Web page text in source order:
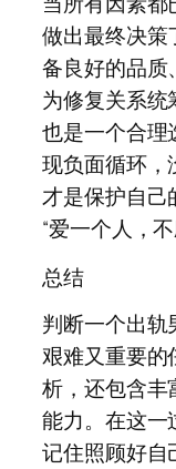
做出最终决策
备良好的品质
为修复关系
也是一个合理
现负面循环，
才是保护自己
“爱一个人，
总结
判断一个出
艰难又重要的
析，还包含丰
能力。在这一
记住照顾好自